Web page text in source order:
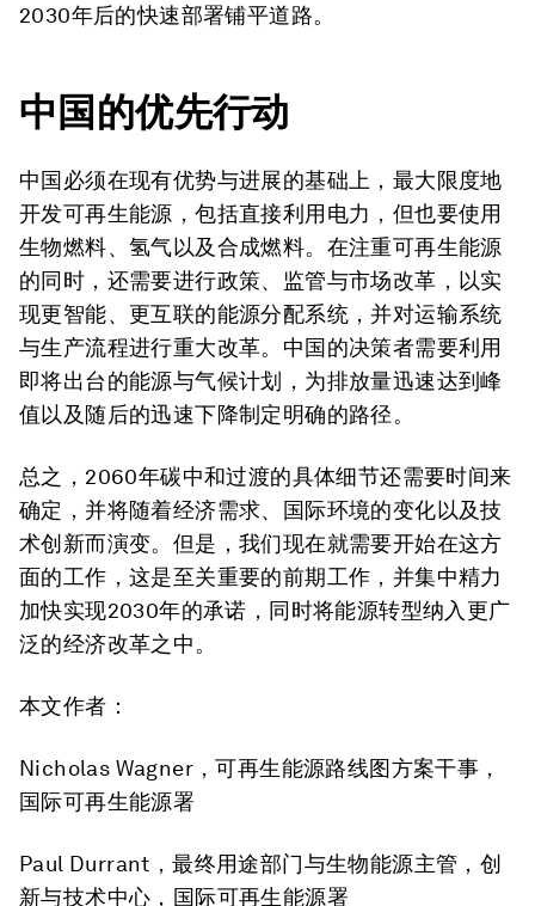
2030年后的快速部署铺平道路。
中国的优先行动
中国必须在现有优势与进展的基础上，最大限度地
开发可再生能源，包括直接利用电力 ，但也要使用
生物燃料、氢气以及合成燃料。在注重可再生能源
的同时，还需要进行政策、监管与市场改革 ，以实
现更智能、更互联的能源分配系统，并对运输系统
与生产流程进行重大改革。中国的决策者需要利用
即将出台的能源与气候计划，为排放量迅速达到峰
值以及随后的迅速下降制定明确的路径。
总之，2060年碳中和过渡的具体细节还需要时间来
确定，并将随着经济需求、国际环境的变化以及技
术创新而演变。但是，我们现在就需要开始在这方
面的工作，这是至关重要的前期工作，并集中精力
加快实现2030年的承诺，同时将能源转型纳入更广
泛的经济改革之中。
本文作者 ：
Nicholas Wagner，可再生能源路线图方案干事，
国际可再生能源署
Paul Durrant，最终用途部门与生物能源主管，创
新与技术中心，国际可再生能源署